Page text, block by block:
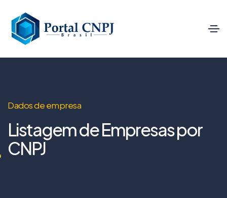
Dados de empresa
Listagem de Empresas por
CNPJ